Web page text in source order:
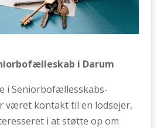
i Darum
i Seniorbofællesskabs-
været kontakt til en lodsejer,
i at støtte op om